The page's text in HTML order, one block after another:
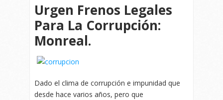
Urgen Frenos Legales
Para La Corrupción:
Monreal.
Dado el clima de corrupción e impunidad que
desde hace varios años, pero que